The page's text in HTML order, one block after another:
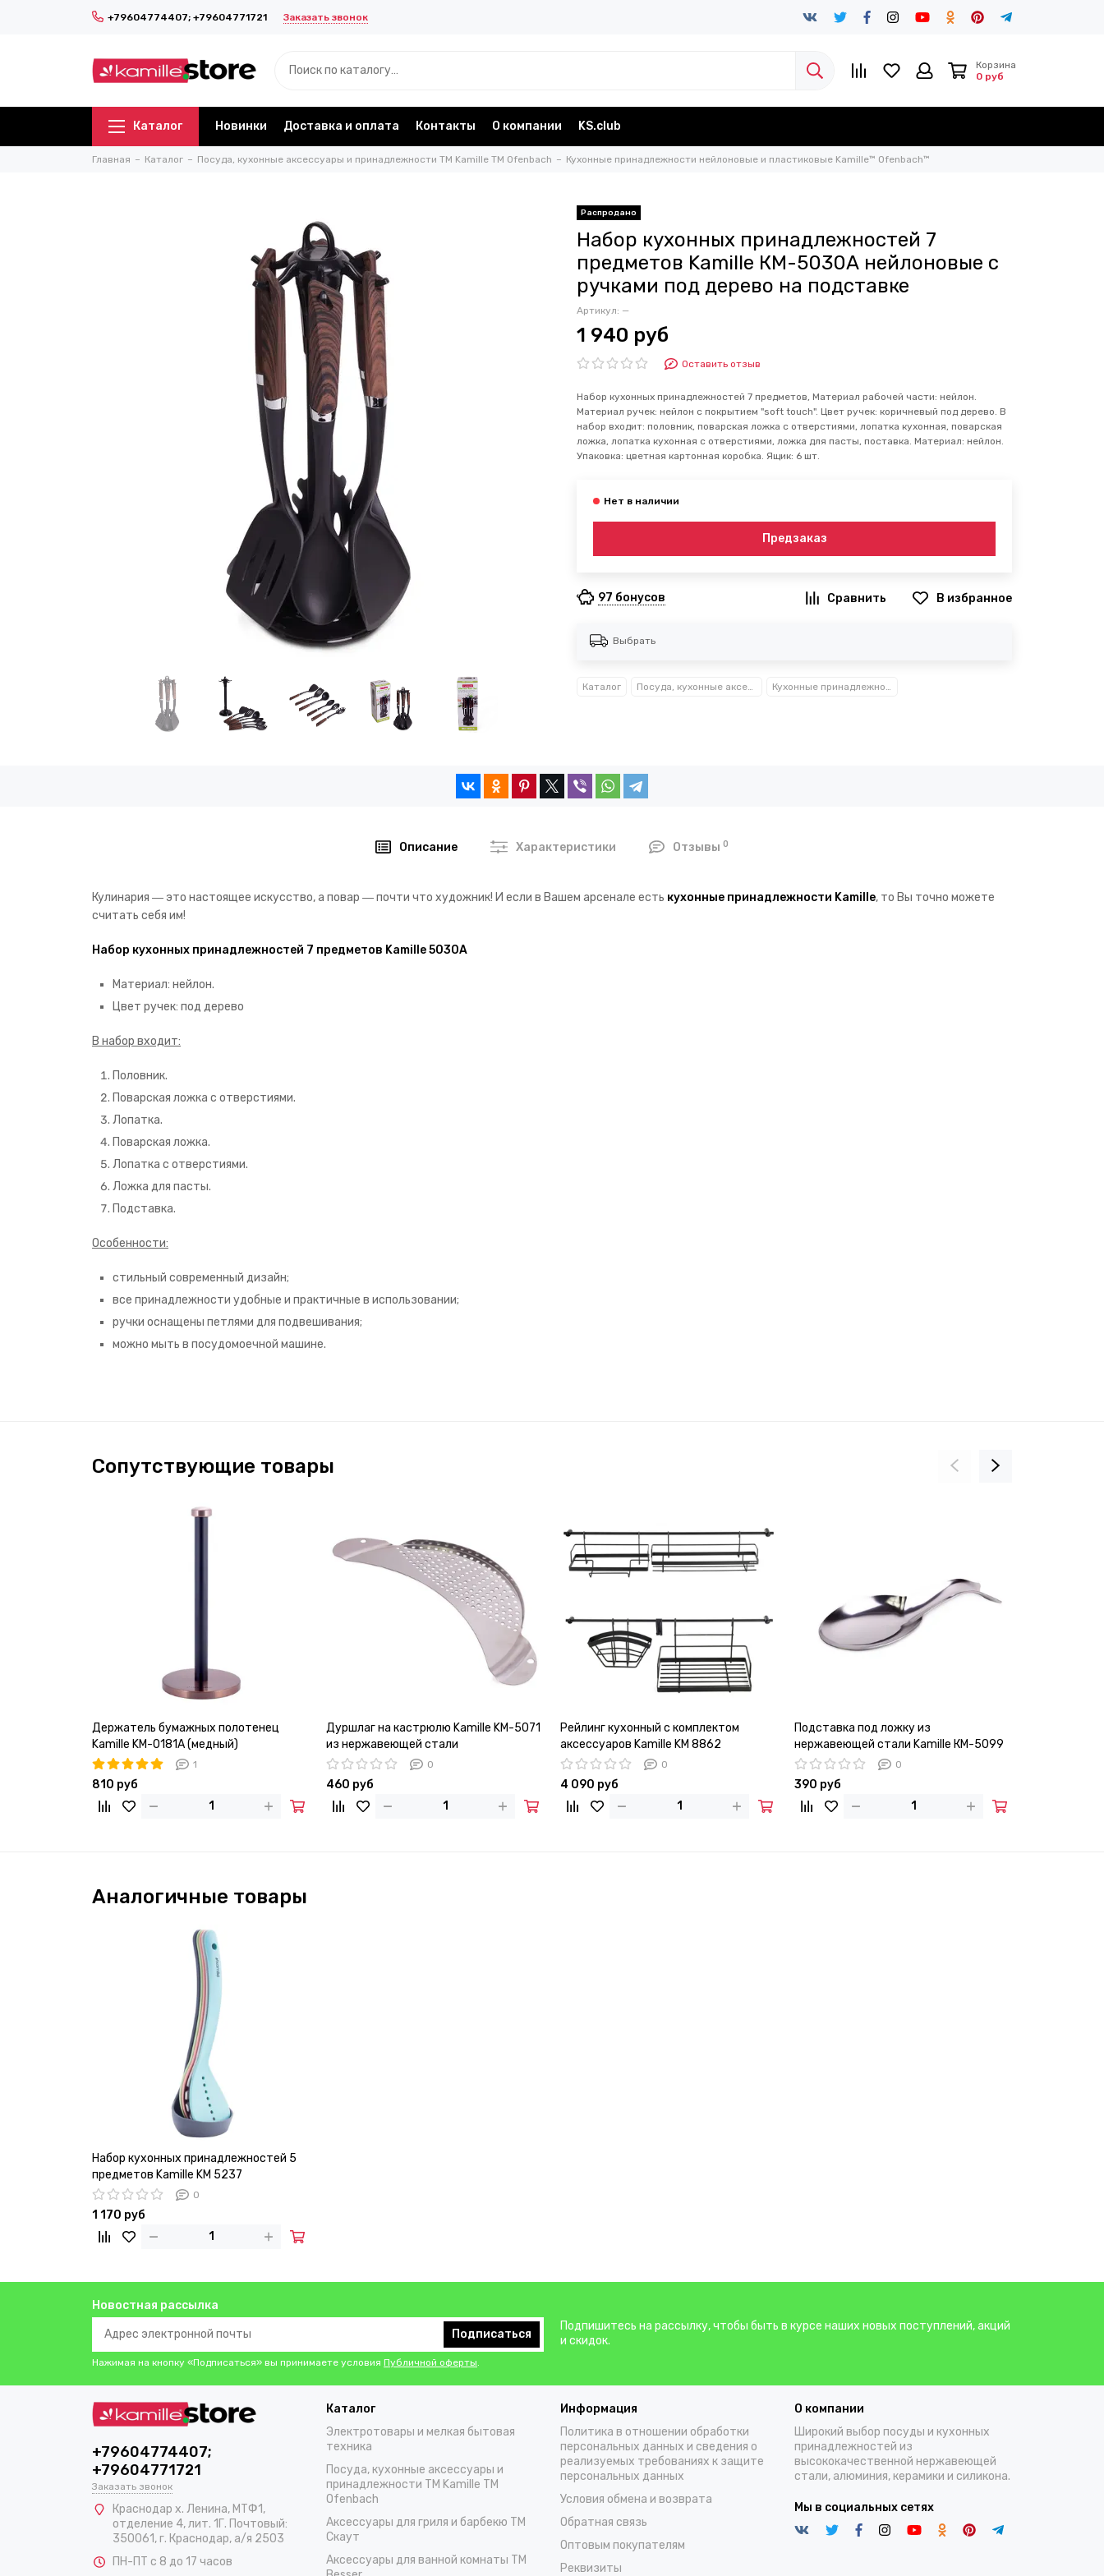
+79604774407; +79604771721 Заказать звонок
Корзина
0 руб
Каталог Новинки Доставка и оплата Контакты О компании KS.club
Главная Каталог Посуда, кухонные аксессуары и принадлежности TM Kamille TM Ofenbach Кухонные принадлежности нейлоновые и пластиковые Kamille™ Ofenbach™
Набор кухонных принадлежностей 7
предметов Kamille КМ-5030А нейлоновые с
ручками под дерево на подставке
Артикул: —
1 940 руб
Оставить отзыв
Набор кухонных принадлежностей 7 предметов, Материал рабочей части: нейлон.
Материал ручек: нейлон с покрытием "soft touch". Цвет ручек: коричневый под дерево. В
набор входит: половник, поварская ложка с отверстиями, лопатка кухонная, поварская
ложка, лопатка кухонная с отверстиями, ложка для пасты, поставка. Материал: нейлон.
Упаковка: цветная картонная коробка. Ящик: 6 шт.
Предзаказ
97 бонусов В избранное
Выбрать
Каталог Посуда, кухонные аксессуары и принадлежности TM Kamille TM Ofenbach Кухонные принадлежности нейлоновые и пластиковые Kamille™ Ofenbach™
Описание Характеристики Отзывы 0
Кулинария ― это настоящее искусство, а повар ― почти что художник! И если в Вашем арсенале есть кухонные принадлежности Kamille, то Вы точно можете
считать себя им!
Набор кухонных принадлежностей 7 предметов Kamille 5030A
Материал: нейлон.
Цвет ручек: под дерево
В набор входит:
Половник.
Поварская ложка с отверстиями.
Лопатка.
Поварская ложка.
Лопатка с отверстиями.
Ложка для пасты.
Подставка.
Особенности:
стильный современный дизайн;
все принадлежности удобные и практичные в использовании;
ручки оснащены петлями для подвешивания;
можно мыть в посудомоечной машине.
Сопутствующие товары
Держатель бумажных полотенец
Kamille KM-0181A (медный)
1
810 руб
Дуршлаг на кастрюлю Kamille KM-5071
из нержавеющей стали
0
460 руб
Рейлинг кухонный с комплектом
аксессуаров Kamille KM 8862
0
4 090 руб
Подставка под ложку из
нержавеющей стали Kamille КМ-5099
0
390 руб
Аналогичные товары
Набор кухонных принадлежностей 5
предметов Kamille KM 5237
0
1 170 руб
Новостная рассылка
Подписаться
Нажимая на кнопку «Подписаться» вы принимаете условия Публичной оферты.
Подпишитесь на рассылку, чтобы быть в курсе наших новых поступлений, акций
и скидок.
+79604774407;
+79604771721
Заказать звонок
Краснодар х. Ленина, МТФ1,
отделение 4, лит. 1Г. Почтовый:
350061, г. Краснодар, а/я 2503
ПН-ПТ с 8 до 17 часов
Каталог
Электротовары и мелкая бытовая
техника
Посуда, кухонные аксессуары и
принадлежности TM Kamille TM
Ofenbach
Аксессуары для гриля и барбекю TM
Скаут
Аксессуары для ванной комнаты TM
Информация
Политика в отношении обработки
персональных данных и сведения о
реализуемых требованиях к защите
персональных данных
Условия обмена и возврата
Обратная связь
Оптовым покупателям
Реквизиты
О компании
Широкий выбор посуды и кухонных
принадлежностей из
высококачественной нержавеющей
стали, алюминия, керамики и силикона.
Мы в социальных сетях